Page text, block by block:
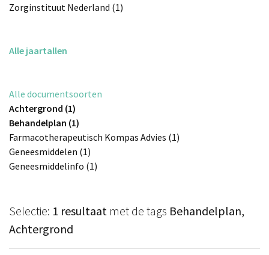
Zorginstituut Nederland (1)
Alle jaartallen
Alle documentsoorten
Achtergrond (1)
Behandelplan (1)
Farmacotherapeutisch Kompas Advies (1)
Geneesmiddelen (1)
Geneesmiddelinfo (1)
Selectie: 1 resultaat met de tags Behandelplan,
Achtergrond